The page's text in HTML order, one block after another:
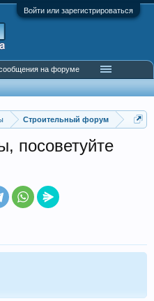
Войти или зарегистрироваться
Строительный форум
посоветуйте
на форуме